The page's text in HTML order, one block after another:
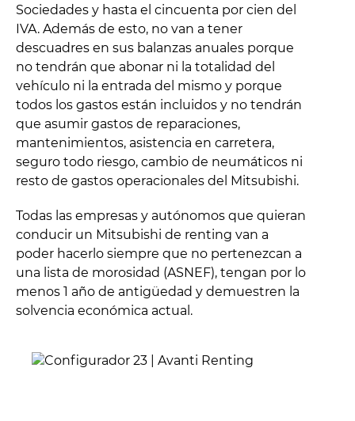
Sociedades y hasta el cincuenta por cien del
IVA. Además de esto, no van a tener
descuadres en sus balanzas anuales porque
no tendrán que abonar ni la totalidad del
vehículo ni la entrada del mismo y porque
todos los gastos están incluidos y no tendrán
que asumir gastos de reparaciones,
mantenimientos, asistencia en carretera,
seguro todo riesgo, cambio de neumáticos ni
resto de gastos operacionales del Mitsubishi.
Todas las empresas y autónomos que quieran
conducir un Mitsubishi de renting van a
poder hacerlo siempre que no pertenezcan a
una lista de morosidad (ASNEF), tengan por lo
menos 1 año de antigüedad y demuestren la
solvencia económica actual.